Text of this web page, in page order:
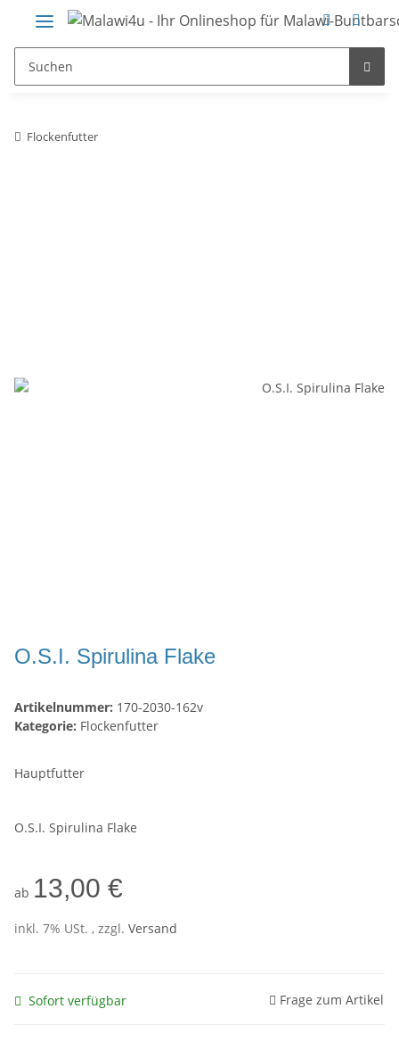
Flockenfutter
O.S.I. Spirulina Flake
Artikelnummer: 170-2030-162v
Kategorie: Flockenfutter
Hauptfutter
O.S.I. Spirulina Flake
ab 13,00 €
inkl. 7% USt. , zzgl. Versand
Sofort verfügbar Frage zum Artikel